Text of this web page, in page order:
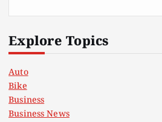
Explore Topics
Auto
Bike
Business
Business News